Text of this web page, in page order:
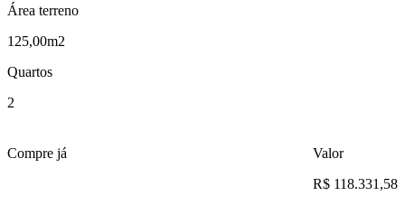
Área terreno
125,00m2
Quartos
2
Compre já
Valor
R$ 118.331,58